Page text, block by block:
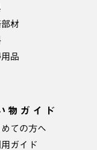
材
品
物ガイド
めての方へ
用ガイド